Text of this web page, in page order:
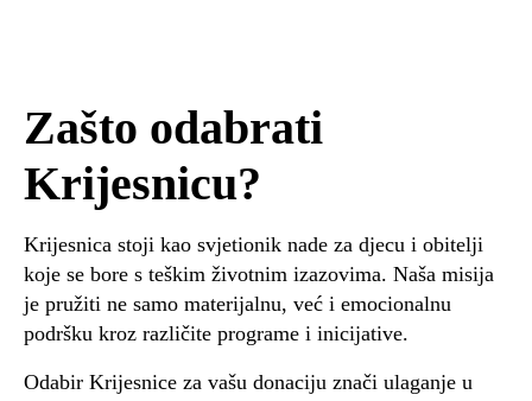
Zašto odabrati
Krijesnicu?
Krijesnica stoji kao svjetionik nade za djecu i obitelji
koje se bore s teškim životnim izazovima. Naša misija
je pružiti ne samo materijalnu, već i emocionalnu
podršku kroz različite programe i inicijative.
Odabir Krijesnice za vašu donaciju znači ulaganje u